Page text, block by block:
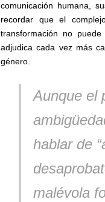
comunicación humana,
recordar que el
transformación no
adjudica cada vez más
género.
Aunque el
hablar de
malévola